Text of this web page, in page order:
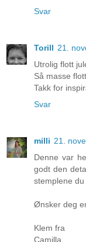
Svar
Torill 21.
Utrolig flott
Så masse
Takk for
Svar
milli 21.
Denne var
godt den
stemplene
Ønsker deg
Klem fra
Camilla